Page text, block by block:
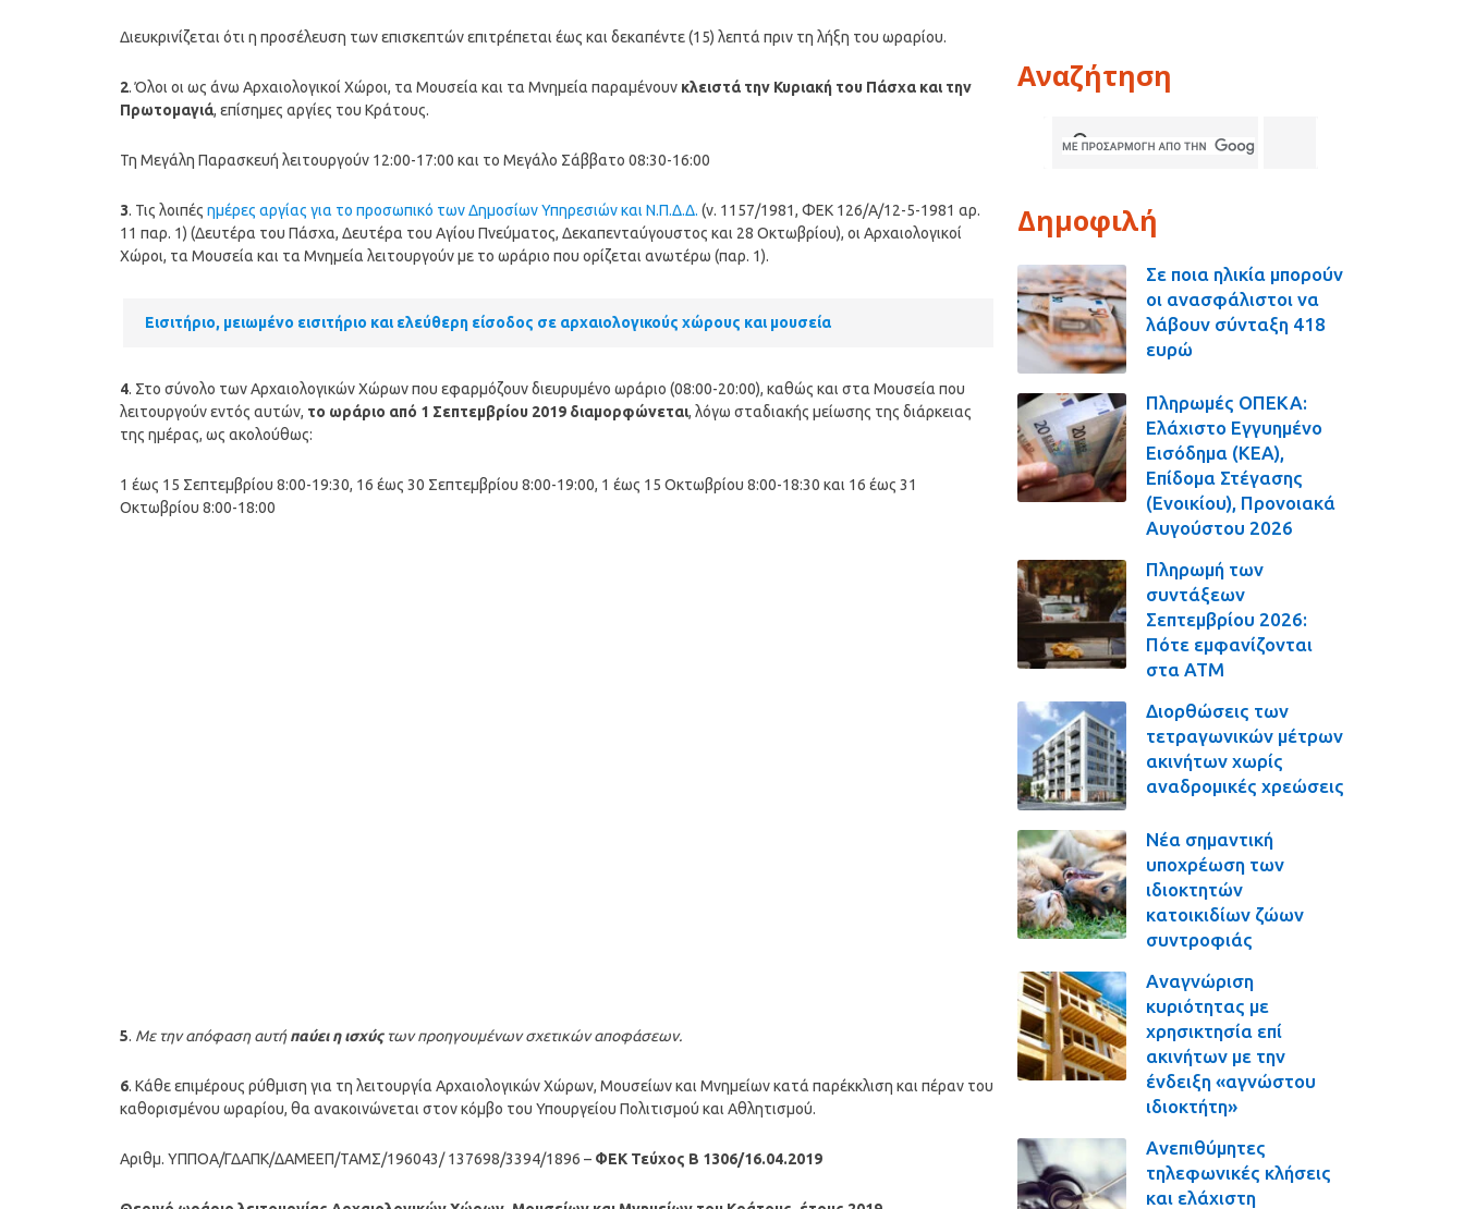
Διευκρινίζεται ότι η προσέλευση των επισκεπτών επιτρέπεται έως και δεκαπέντε (15) λεπτά πριν τη λήξη του ωραρίου.
2. Όλοι οι ως άνω Αρχαιολογικοί Χώροι, τα Μουσεία και τα Μνημεία παραμένουν κλειστά την Κυριακή του Πάσχα και την
Πρωτομαγιά, επίσημες αργίες του Κράτους.
Τη Μεγάλη Παρασκευή λειτουργούν 12:00-17:00 και το Μεγάλο Σάββατο 08:30-16:00
3. Τις λοιπές ημέρες αργίας για το προσωπικό των Δημοσίων Υπηρεσιών και Ν.Π.Δ.Δ. (ν. 1157/1981, ΦΕΚ 126/Α/12-5-1981 αρ.
11 παρ. 1) (Δευτέρα του Πάσχα, Δευτέρα του Αγίου Πνεύματος, Δεκαπενταύγουστος και 28 Οκτωβρίου), οι Αρχαιολογικοί
Χώροι, τα Μουσεία και τα Μνημεία λειτουργούν με το ωράριο που ορίζεται ανωτέρω (παρ. 1).
Εισιτήριο, μειωμένο εισιτήριο και ελεύθερη είσοδος σε αρχαιολογικούς χώρους και μουσεία
4. Στο σύνολο των Αρχαιολογικών Χώρων που εφαρμόζουν διευρυμένο ωράριο (08:00-20:00), καθώς και στα Μουσεία που
λειτουργούν εντός αυτών, το ωράριο από 1 Σεπτεμβρίου 2019 διαμορφώνεται, λόγω σταδιακής μείωσης της διάρκειας
της ημέρας, ως ακολούθως:
1 έως 15 Σεπτεμβρίου 8:00-19:30, 16 έως 30 Σεπτεμβρίου 8:00-19:00, 1 έως 15 Οκτωβρίου 8:00-18:30 και 16 έως 31
Οκτωβρίου 8:00-18:00
5. Με την απόφαση αυτήπαύει η ισχύςτων προηγουμένων σχετικών αποφάσεων.
6. Κάθε επιμέρους ρύθμιση για τη λειτουργία Αρχαιολογικών Χώρων, Μουσείων και Μνημείων κατά παρέκκλιση και πέραν του
καθορισμένου ωραρίου, θα ανακοινώνεται στον κόμβο του Υπουργείου Πολιτισμού και Αθλητισμού.
Αριθμ. ΥΠΠΟΑ/ΓΔΑΠΚ/ΔΑΜΕΕΠ/ΤΑΜΣ/196043/ 137698/3394/1896 – ΦΕΚ Τεύχος Β 1306/16.04.2019
Αναζήτηση
Δημοφιλή
Σε ποια ηλικία μπορούν
οι ανασφάλιστοι να
λάβουν σύνταξη 418
ευρώ
Πληρωμές ΟΠΕΚΑ:
Ελάχιστο Εγγυημένο
Εισόδημα (ΚΕΑ),
Επίδομα Στέγασης
(Ενοικίου), Προνοιακά
Αυγούστου 2026
Πληρωμή των
συντάξεων
Σεπτεμβρίου 2026:
Πότε εμφανίζονται
στα ΑΤΜ
Διορθώσεις των
τετραγωνικών μέτρων
ακινήτων χωρίς
αναδρομικές χρεώσεις
Νέα σημαντική
υποχρέωση των
ιδιοκτητών
κατοικιδίων ζώων
συντροφιάς
Αναγνώριση
κυριότητας με
χρησικτησία επί
ακινήτων με την
ένδειξη «αγνώστου
ιδιοκτήτη»
Ανεπιθύμητες
τηλεφωνικές κλήσεις
και ελάχιστη